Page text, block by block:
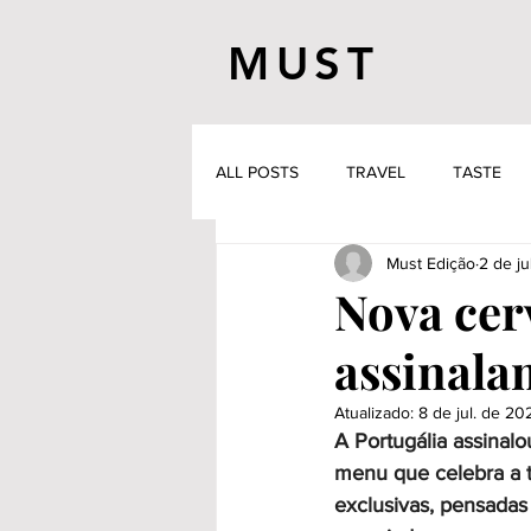
MUST
ALL POSTS TRAVEL TASTE
Nova
Must Edição 2 de
Atualizado: 8 de jul. de
A Portugália
menu que celebra a
exclusivas,